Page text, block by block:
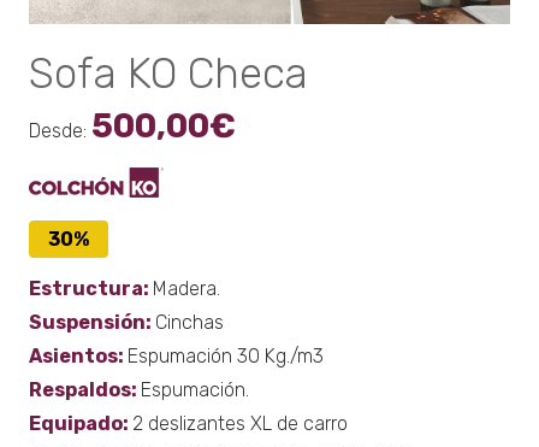
Sofa KO Checa
Desde: 500,00€
30%
Estructura: Madera.
Suspensión: Cinchas
Asientos: Espumación 30 Kg./m3
Respaldos: Espumación.
Equipado: 2 deslizantes XL de carro